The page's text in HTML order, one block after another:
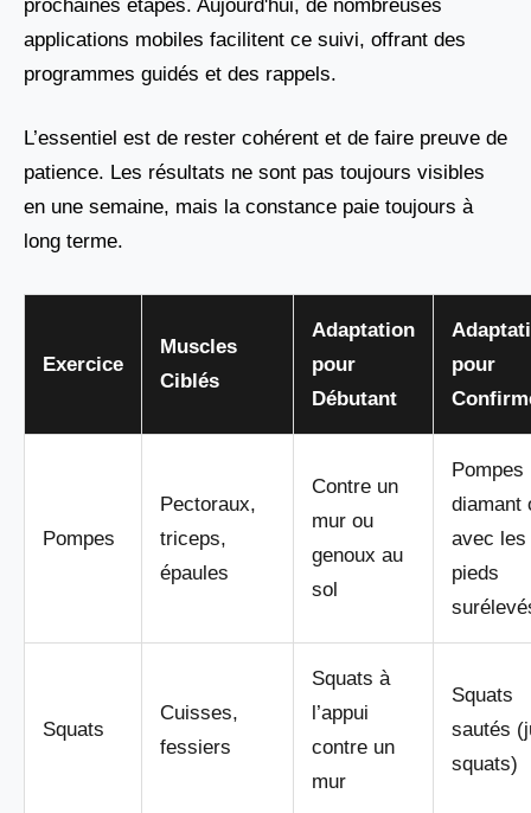
prochaines étapes. Aujourd'hui, de nombreuses
applications mobiles facilitent ce suivi, offrant des
programmes guidés et des rappels.
L’essentiel est de rester cohérent et de faire preuve de
patience. Les résultats ne sont pas toujours visibles
en une semaine, mais la constance paie toujours à
long terme.
Exercice
Muscles
Ciblés
Adaptation
pour
Débutant
pour
Pompes
Pectoraux,
triceps,
épaules
Contre un
mur ou
genoux au
sol
Pompes
diamant
avec les
pieds
Squats
Cuisses,
fessiers
Squats à
l’appui
contre un
mur
Squats
sautés
squats)